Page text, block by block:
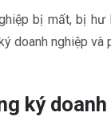
bị mất, bị
doanh nghiệp
ký